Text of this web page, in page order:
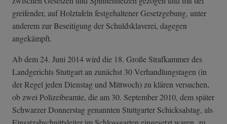
greifender, auf Holztafeln festgehaltener Gesetzgebung, unter
anderem zur Beseitigung der Schuldsklaverei, dagegen
angekämpft.
Ab dem 24. Juni 2014 wird die 18. Große Strafkammer des
Landgerichts Stuttgart an zunächst 30 Verhandlungstagen (in
der Regel jeden Dienstag und Mittwoch) zu klären versuchen,
ob zwei Polizeibeamte, die am 30. September 2010, dem später
Schwarzer Donnerstag genannten Stuttgarter Schicksalstag, als